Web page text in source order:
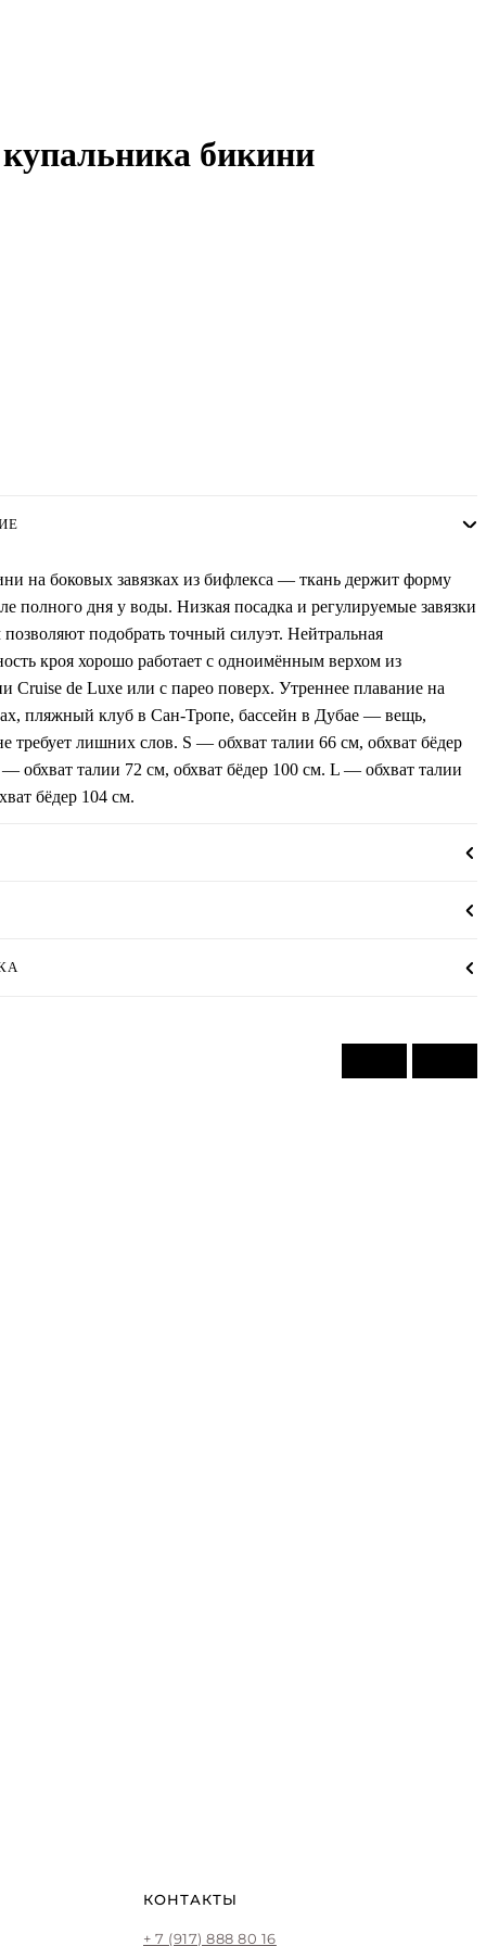
бикини
на боковых завязках из бифлекса — ткань держит форму
полного дня у воды. Низкая посадка и регулируемые завязки
подобрать точный силуэт. Нейтральная
кроя хорошо работает с одноимённым верхом из
Cruise de Luxe или с парео поверх. Утреннее плавание на
пляжный клуб в Сан-Тропе, бассейн в Дубае — вещь,
требует лишних слов. S — обхват талии 66 см, обхват бёдер
обхват талии 72 см, обхват бёдер 100 см. L — обхват талии
бёдер 104 см.
КОНТАКТЫ
+ 7 (917) 888 80 16